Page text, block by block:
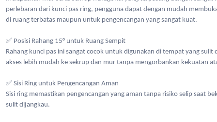
perlebaran dari kunci pas ring, pengguna dapat dengan mudah
di ruang terbatas maupun untuk pengencangan yang sangat kuat.
✅ Posisi Rahang 15° untuk Ruang Sempit
Rahang kunci pas ini sangat cocok untuk digunakan di tempat yang sulit
akses lebih mudah ke sekrup dan mur tanpa mengorbankan kekuatan
✅ Sisi Ring untuk Pengencangan Aman
Sisi ring memastikan pengencangan yang aman tanpa risiko selip saat
sulit dijangkau.